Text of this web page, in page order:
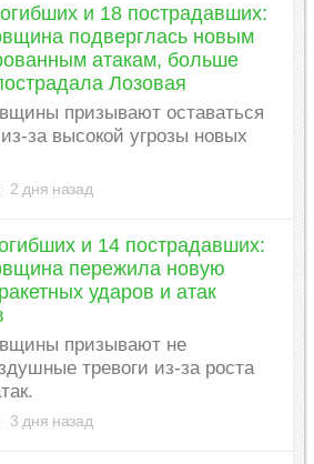
и 18 пострадавших:
подверглась новым
атакам, больше
Лозовая
призывают оставаться
за высокой угрозы новых
2 дня назад
и 14 пострадавших:
пережила новую
ударов и атак
призывают не
тревоги из-за роста
3 дня назад